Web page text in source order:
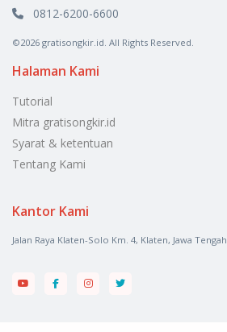
0812-6200-6600
©2026 gratisongkir.id. All Rights Reserved.
Halaman Kami
Tutorial
Mitra gratisongkir.id
Syarat & ketentuan
Tentang Kami
Kantor Kami
Jalan Raya Klaten-Solo Km. 4, Klaten, Jawa Tengah.